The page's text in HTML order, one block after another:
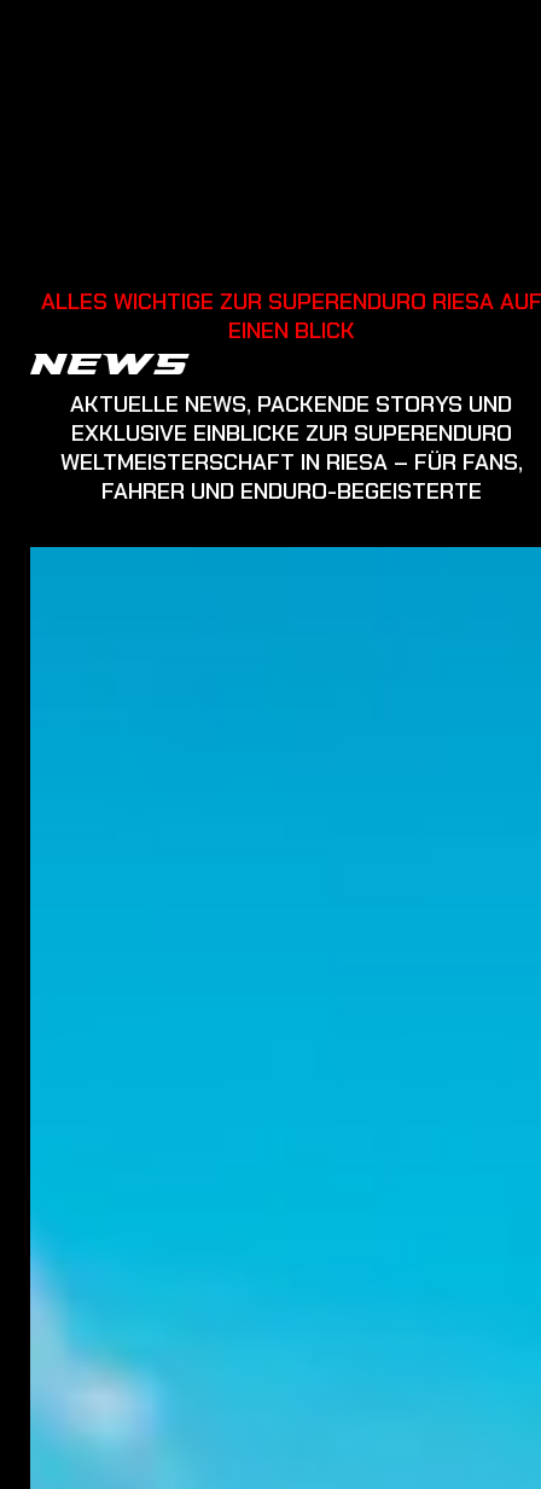
ALLES WICHTIGE ZUR SUPERENDURO RIESA AUF
NEWS
AKTUELLE NEWS, PACKENDE STORYS UND
EXKLUSIVE EINBLICKE ZUR SUPERENDURO
WELTMEISTERSCHAFT IN RIESA – FÜR FANS,